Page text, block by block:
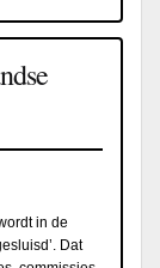
in de
Dat